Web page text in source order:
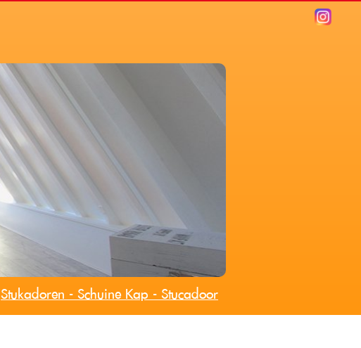
Stukadoren - Schuine Kap - Stucadoor